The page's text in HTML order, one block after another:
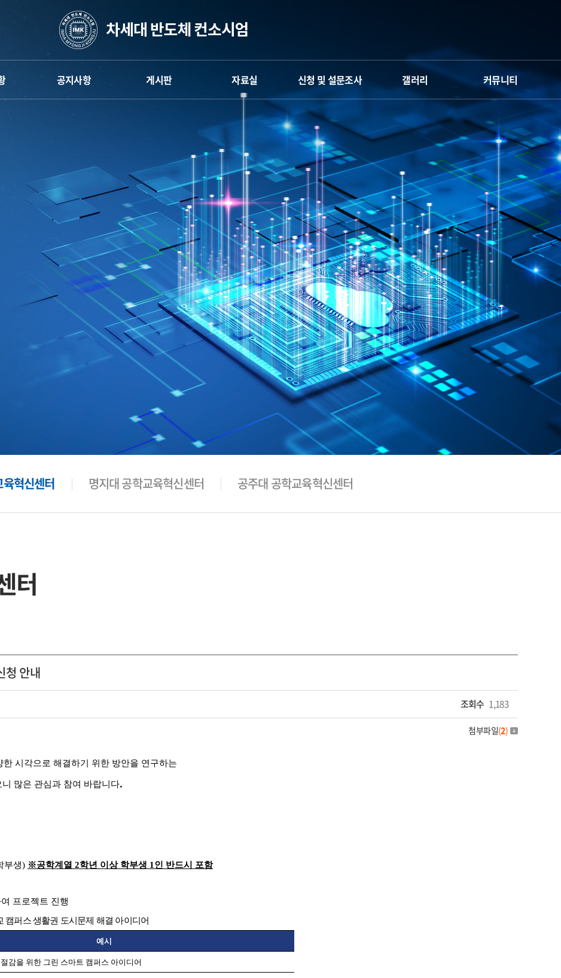
시엄
공지사항
명지대공학교육
혁신센터
공주대공학교육
혁신센터
게시판
카카오채널
보도자료
자료실
차세대반도체 컨소시엄
인하대공학교육
혁신센터
명지대공학교육
혁신센터
공주대공학교육
혁신센터
학생
신청 및 설문조사
신청서
만족도 조사
갤러리
갤러리
커뮤니티
Q&A
혁신센터 명지대 공학교육혁신센터 공주대 공학교육혁신센터
터
청 안내
조회수 1,183
첨부파일(2)
시각으로 해결하기 위한 방안을 연구하는
많은 관심과 참여 바랍니다.
부생) ※공학계열 2학년 이상 학부생 1 인 반드시 포함
프로젝트 진행
캠퍼스 생활권 도시문제 해결 아이디어
예시
감을 위한 그린 스마트 캠퍼스 아이디어